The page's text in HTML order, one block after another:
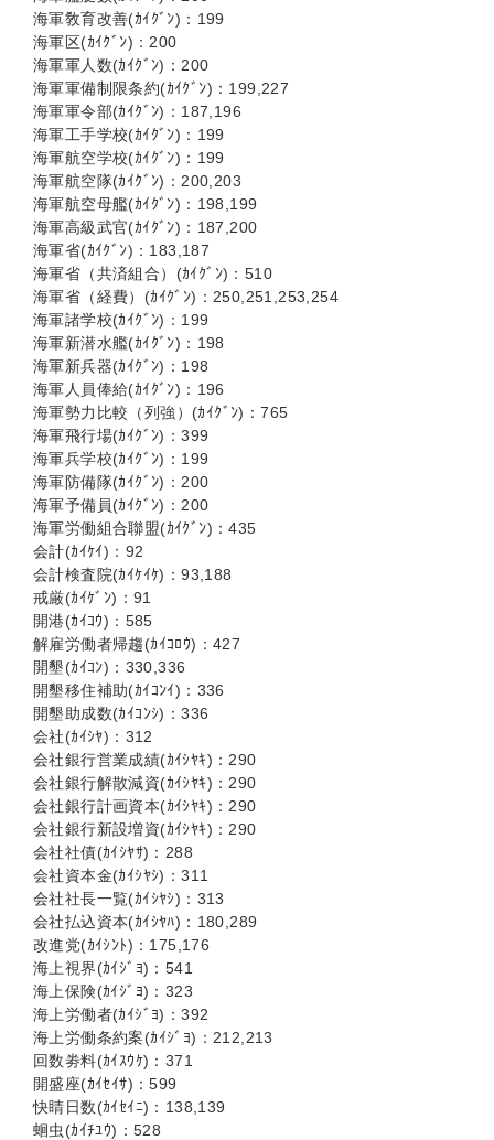
海軍敎育改善(ｶｲｸﾞﾝ)：199
海軍区(ｶｲｸﾞﾝ)：200
海軍軍人数(ｶｲｸﾞﾝ)：200
海軍軍備制限条約(ｶｲｸﾞﾝ)：199,227
海軍軍令部(ｶｲｸﾞﾝ)：187,196
海軍工手学校(ｶｲｸﾞﾝ)：199
海軍航空学校(ｶｲｸﾞﾝ)：199
海軍航空隊(ｶｲｸﾞﾝ)：200,203
海軍航空母艦(ｶｲｸﾞﾝ)：198,199
海軍高級武官(ｶｲｸﾞﾝ)：187,200
海軍省(ｶｲｸﾞﾝ)：183,187
海軍省（共済組合）(ｶｲｸﾞﾝ)：510
海軍省（経費）(ｶｲｸﾞﾝ)：250,251,253,254
海軍諸学校(ｶｲｸﾞﾝ)：199
海軍新潜水艦(ｶｲｸﾞﾝ)：198
海軍新兵器(ｶｲｸﾞﾝ)：198
海軍人員俸給(ｶｲｸﾞﾝ)：196
海軍勢力比較（列強）(ｶｲｸﾞﾝ)：765
海軍飛行場(ｶｲｸﾞﾝ)：399
海軍兵学校(ｶｲｸﾞﾝ)：199
海軍防備隊(ｶｲｸﾞﾝ)：200
海軍予備員(ｶｲｸﾞﾝ)：200
海軍労働組合聯盟(ｶｲｸﾞﾝ)：435
会計(ｶｲｹｲ)：92
会計検査院(ｶｲｹｲｹ)：93,188
戒厳(ｶｲｹﾞﾝ)：91
開港(ｶｲｺｳ)：585
解雇労働者帰趨(ｶｲｺﾛｳ)：427
開墾(ｶｲｺﾝ)：330,336
開墾移住補助(ｶｲｺﾝｲ)：336
開墾助成数(ｶｲｺﾝｼ)：336
会社(ｶｲｼﾔ)：312
会社銀行営業成績(ｶｲｼﾔｷ)：290
会社銀行解散減資(ｶｲｼﾔｷ)：290
会社銀行計画資本(ｶｲｼﾔｷ)：290
会社銀行新設増資(ｶｲｼﾔｷ)：290
会社社債(ｶｲｼﾔｻ)：288
会社資本金(ｶｲｼﾔｼ)：311
会社社長一覧(ｶｲｼﾔｼ)：313
会社払込資本(ｶｲｼﾔﾊ)：180,289
改進党(ｶｲｼﾝﾄ)：175,176
海上視界(ｶｲｼﾞﾖ)：541
海上保険(ｶｲｼﾞﾖ)：323
海上労働者(ｶｲｼﾞﾖ)：392
海上労働条約案(ｶｲｼﾞﾖ)：212,213
回数劵料(ｶｲｽｳｹ)：371
開盛座(ｶｲｾｲｻ)：599
快睛日数(ｶｲｾｲﾆ)：138,139
蛔虫(ｶｲﾁﾕｳ)：528